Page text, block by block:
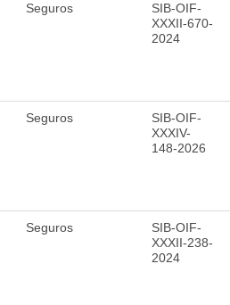
Seguros
SIB-OIF-
XXXII-670-
2024
Seguros
SIB-OIF-
XXXIV-
148-2026
Seguros
SIB-OIF-
XXXII-238-
2024